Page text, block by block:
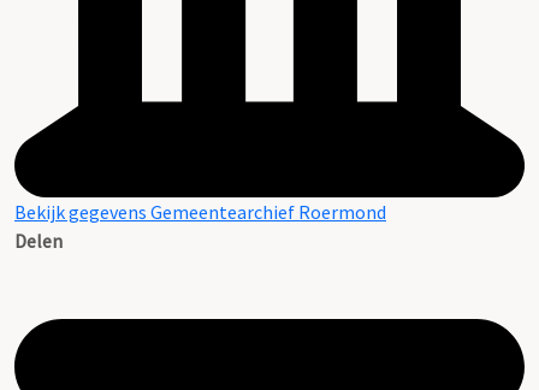
Bekijk gegevens Gemeentearchief Roermond
Delen